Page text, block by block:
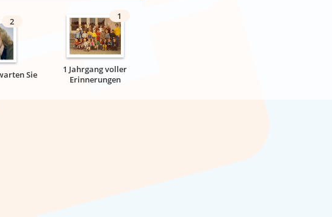
2
Sie
1
1 Jahrgang voller
Erinnerungen